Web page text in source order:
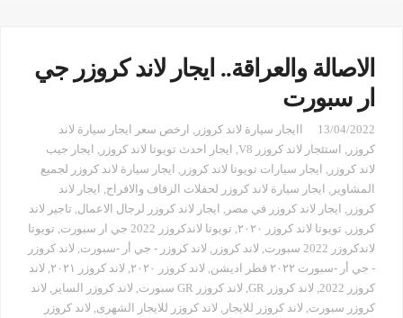
الاصالة والعراقة.. ايجار لاند كروزر جي
ار سبورت
13/04/2022 اايجار سيارة لاند كروزر , ارخص سعر ايجار سيارة لاند
كروزر , استئجار لاند كروزر V8 , ايجار احدث تويوتا لاند كروزر , ايجار جيب
لاند كروزر , ايجار سيارات تويوتا لاند كروزر , ايجار سيارة لاند كروزر لجميع
المشاوير , ايجار سيارة لاند كروزر لحفلات الزفاف والافراح, ايجار لاند
كروزر , ايجار لاند كروزر في مصر , ايجار لاند كروزر لرجال الاعمال, تاجير لاند
كروزر , تويوتا لاند كروزر ٢٠٢٠ , تويوتا لاندكروزر 2022 جي ار سبورت , تويوتا
لاندكروزر 2022 سبورت
, لاند كروزر , لاند كروزر - جي أر -سبورت, لاند كروزر
- جي أر -سبورت ٢٠٢٢ قطر اديشن
, لاند كروزر ٢٠٢٠ , لاند كروزر ٢٠٢١ , لاند
كروزر 2022
, لاند كروزر GR , لاند كروزر GR سبورت , لاند كروزر الساير , لاند
كروزر سبورت, لاند كروزر للايجار , لاند كروزر للايجار الشهرى, لاند كروزر